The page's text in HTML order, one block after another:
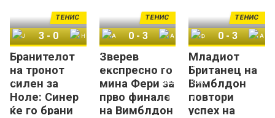
Бранителот
на тронот
силен за
Ноле: Синер
ќе го брани
ТЕНИС
Јаник Синер
3-0
Зверев
експресно го
мина Фери за
прво финале
на Вимблдон
ТЕНИС
Артур Фери
0-3
Младиот
Британец на
Вимблдон
повтори
успех на
ТЕНИС
Флавио Коболи
0-3